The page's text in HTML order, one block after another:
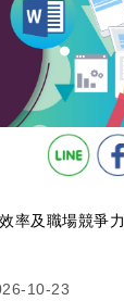
率及職場競爭力
10-23